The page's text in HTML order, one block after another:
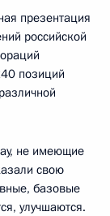
презентация
российской
позиций
не имеющие
свою
базовые
улучшаются.